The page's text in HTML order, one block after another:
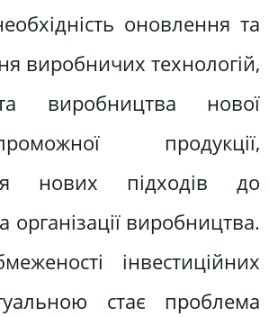
оновлення та
виробничих технологій,
виробництва нової
продукції,
нових підходів до
організації виробництва.
інвестиційних
стає проблема